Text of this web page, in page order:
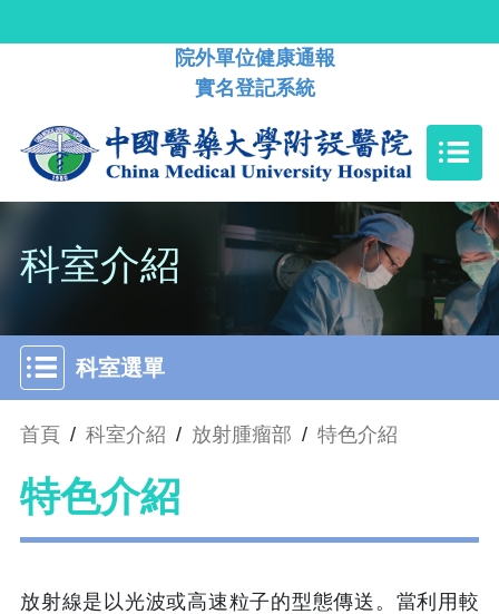
院外單位健康通報
實名登記系統
科室介紹
科室選單
首頁 / 科室介紹 / 放射腫瘤部 / 特色介紹
特色介紹
放射線是以光波或高速粒子的型態傳送。當利用較